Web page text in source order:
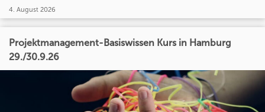
4. August 2026
Projektmanagement-Basiswissen Kurs in Hamburg
29./30.9.26